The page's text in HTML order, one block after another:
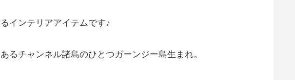
インテリアアイテムです♪
るチャンネル諸島のひとつガーンジー島生まれ。